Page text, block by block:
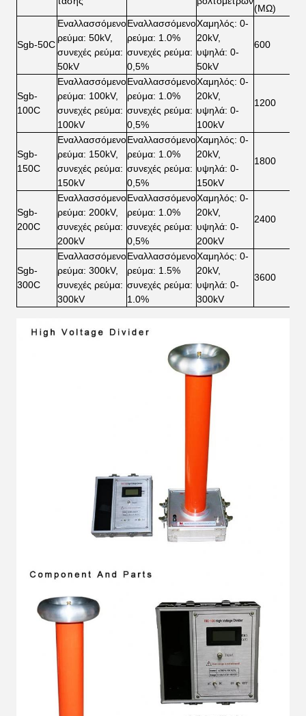
(MΩ)
Sgb-50C
Εναλλασσόμενο
ρεύμα: 50kV,
συνεχές ρεύμα:
50kV
Εναλλασσόμενο
ρεύμα: 1.0%
συνεχές ρεύμα:
0,5%
Χαμηλός: 0-
20kV,
υψηλά: 0-
50kV
600
Sgb-
100C
Εναλλασσόμενο
ρεύμα: 100kV,
συνεχές ρεύμα:
100kV
Εναλλασσόμενο
ρεύμα: 1.0%
συνεχές ρεύμα:
0,5%
Χαμηλός: 0-
20kV,
υψηλά: 0-
100kV
1200
Sgb-
150C
Εναλλασσόμενο
ρεύμα: 150kV,
συνεχές ρεύμα:
150kV
Εναλλασσόμενο
ρεύμα: 1.0%
συνεχές ρεύμα:
0,5%
Χαμηλός: 0-
20kV,
υψηλά: 0-
150kV
1800
Sgb-
200C
Εναλλασσόμενο
ρεύμα: 200kV,
συνεχές ρεύμα:
200kV
Εναλλασσόμενο
ρεύμα: 1.0%
συνεχές ρεύμα:
0,5%
Χαμηλός: 0-
20kV,
υψηλά: 0-
200kV
2400
Sgb-
300C
Εναλλασσόμενο
ρεύμα: 300kV,
συνεχές ρεύμα:
300kV
Εναλλασσόμενο
ρεύμα: 1.5%
συνεχές ρεύμα:
1.0%
Χαμηλός: 0-
20kV,
υψηλά: 0-
300kV
3600